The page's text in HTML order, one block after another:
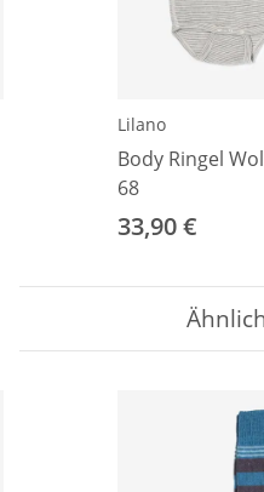
Lilano
Body Ringel
68
33,90 €